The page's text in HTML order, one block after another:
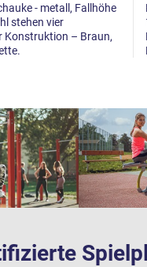
- metall, Fallhöhe
stehen vier
Konstruktion – Braun,